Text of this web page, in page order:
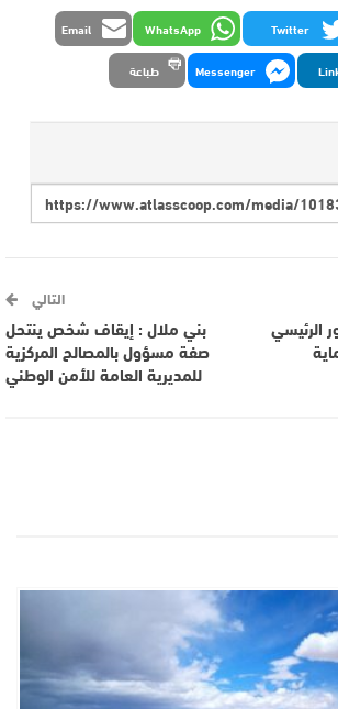
Twitter
WhatsApp
Email
Messenger طباعة
الرئيسي
التالي
بني ملال : إيقاف شخص ينتحل
صفة مسؤول بالمصالح المركزية
للمديرية العامة للأمن الوطني